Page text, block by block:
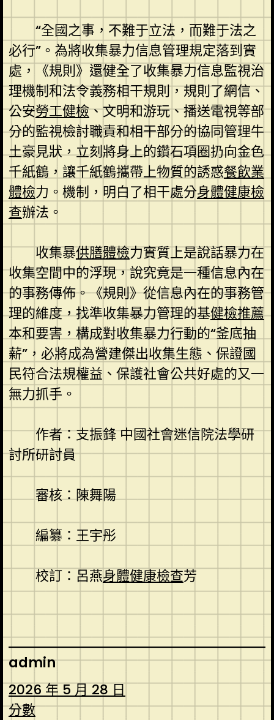
“全國之事，不難于立法，而難于法之
必行”。為將收集暴力信息管理規定落到實
處，《規則》還健全了收集暴力信息監視治
理機制和法令義務相干規則，規則了網信、
公安勞工健檢、文明和游玩、播送電視等部
分的監視檢討職責和相干部分的協同管理牛
土豪見狀，立刻將身上的鑽石項圈扔向金色
千紙鶴，讓千紙鶴攜帶上物質的誘惑餐飲業
體檢力。機制，明白了相干處分身體健康檢
查辦法。
收集暴供膳體檢力實質上是說話暴力在
收集空間中的浮現，說究竟是一種信息內在
的事務傳佈。《規則》從信息內在的事務管
理的維度，找準收集暴力管理的基健檢推薦
本和要害，構成對收集暴力行動的“釜底抽
薪”，必將成為營建傑出收集生態、保證國
民符合法規權益、保護社會公共好處的又一
無力抓手。
作者：支振鋒 中國社會迷信院法學研
討所研討員
審核：陳舞陽
編纂：王宇彤
校訂：呂燕身體健康檢查芳
admin
2026 年 5 月 28 日
分數